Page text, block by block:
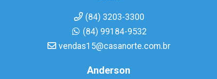
(84) 3203-3300
(84) 99184-9532
vendas15@casanorte.com.br
Anderson